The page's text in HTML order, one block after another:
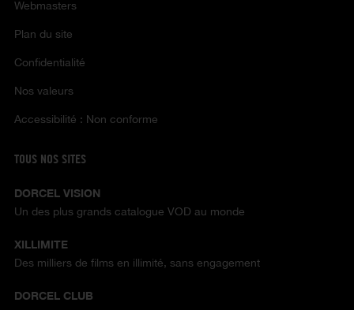
Webmasters
Plan du site
Confidentialité
Nos valeurs
Accessibilité : Non conforme
TOUS NOS SITES
DORCEL VISION
Un des plus grands catalogue VOD au monde
XILLIMITE
Des milliers de films en illimité, sans engagement
DORCEL CLUB